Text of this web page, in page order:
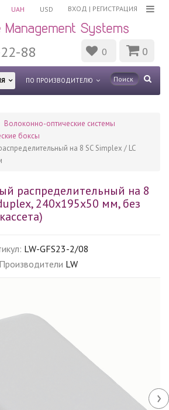
ВХОД | РЕГИСТРАЦИЯ
UAH USD
88 0 0
ПО ПРОИЗВОДИТЕЛЮ
Волоконно-оптические системы
боксы
на 8 SC Simplex / LC
распределительный на 8
240x195x50 мм, без
LW-GFS23-2/08
Производители LW
›